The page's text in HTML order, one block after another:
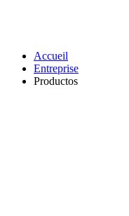
Accueil
Entreprise
Productos